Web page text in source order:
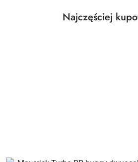
Pomiń karuzelę produktów
Produkty
Najczęściej